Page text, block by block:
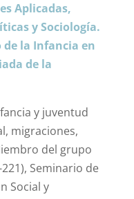
Aplicadas,
y Sociología.
de la Infancia en
de la
y juventud
migraciones,
del grupo
221), Seminario de
Social y